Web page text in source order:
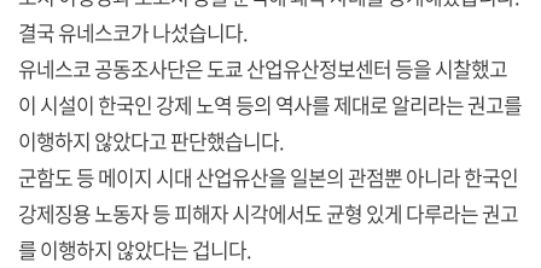
결국 유네스코가 나섰습니다.
유네스코 공동조사단은 도쿄 산업유산정보센터 등을 시찰했고
이 시설이 한국인 강제 노역 등의 역사를 제대로 알리라는 권고를
이행하지 않았다고 판단했습니다.
군함도 등 메이지 시대 산업유산을 일본의 관점뿐 아니라 한국인
강제징용 노동자 등 피해자 시각에서도 균형 있게 다루라는 권고
를 이행하지 않았다는 겁니다.